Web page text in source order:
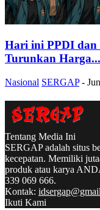
Hari ini PPDI
Turunkan Harga...
Nasional SERGAP -
Tentang Media Ini
SERGAP adalah situs
kecepatan. Memiliki
produk atau karya
339 069 666.
Kontak:
Ikuti Kami